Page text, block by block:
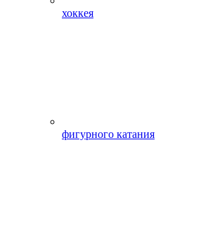
хоккея
фигурного катания